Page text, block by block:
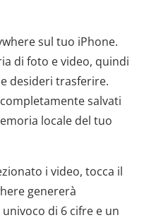
sul tuo iPhone.
di foto e video, quindi
desideri trasferire.
salvati
locale del tuo
i video, tocca il
genererà
di 6 cifre e un